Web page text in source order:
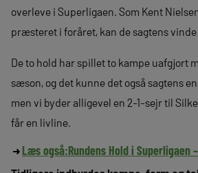
overleve i Superligaen. Som Kent
præsteret i foråret, kan de sagtens
De to hold har spillet to kampe uafgjort
sæson, og det kunne det også sagtens
men vi byder alligevel en 2-1-sejr til
får en livline.
Læs også:Rundens Hold i Superligaen